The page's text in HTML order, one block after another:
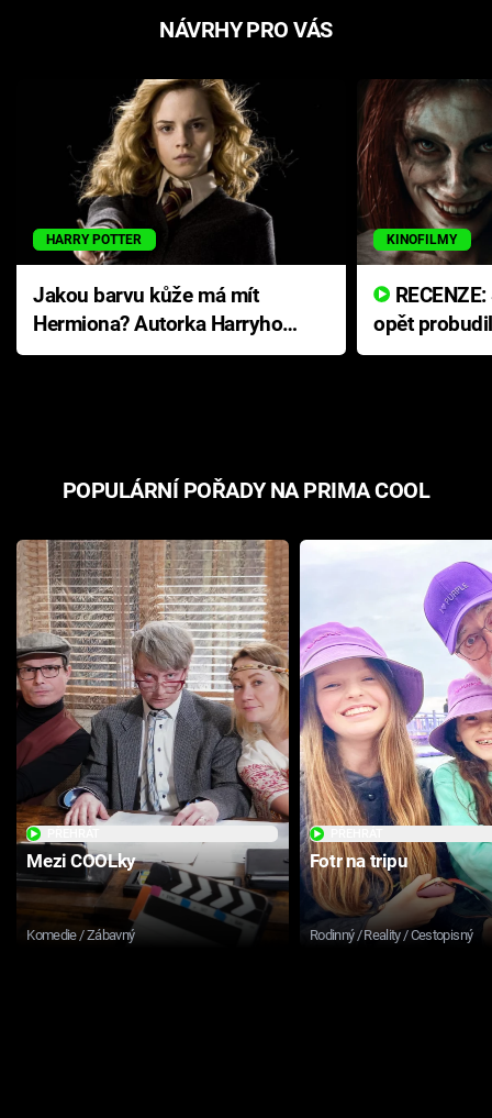
NÁVRHY PRO VÁS
HARRY POTTER
Jakou barvu kůže má mít
Hermiona? Autorka Harryho
Pottera přišla s ráznou
KINOFILMY
opět
přichází s
POPULÁRNÍ POŘADY NA PRIMA COOL
Mezi COOLky
Komedie / Zábavný
Fotr na tripu
Rodinný / Reality / Cestopisný